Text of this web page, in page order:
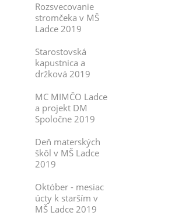
Rozsvecovanie
stromčeka v MŠ
Ladce 2019
Starostovská
kapustnica a
držková 2019
MC MIMČO Ladce
a projekt DM
Spoločne 2019
Deň materských
škôl v MŠ Ladce
2019
Október - mesiac
úcty k starším v
MŠ Ladce 2019